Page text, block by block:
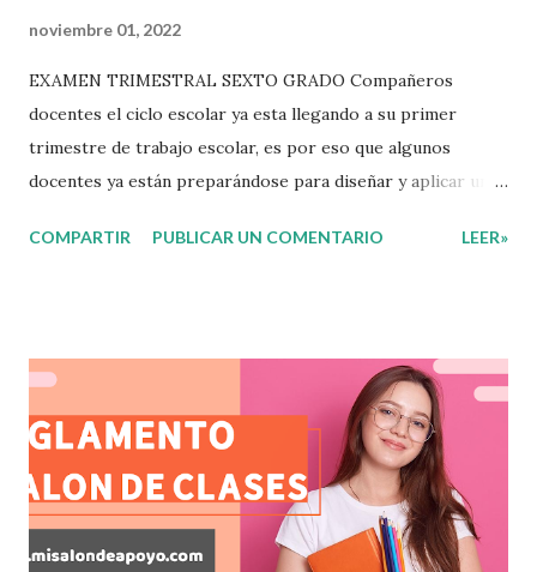
noviembre 01, 2022
EXAMEN TRIMESTRAL SEXTO GRADO Compañeros
docentes el ciclo escolar ya esta llegando a su primer
trimestre de trabajo escolar, es por eso que algunos
docentes ya están preparándose para diseñar y aplicar una
por parte de nuestros aprendientes. El examen consta de
aprendizajes claves que sus nuevos aprendientes ya
lograron alcanzar y de aquellos que aun necesitan
consolidar. Esto con la finalidad de que elaboramos un
plan de intervención adecuado para atender las necesidades
que nuestro grupo requiera de acuerdo a los resultados del
examen trimestral que apliquemos. Sin mas que decir les
COMPARTIR PUBLICAR UN COMENTARIO LEER»